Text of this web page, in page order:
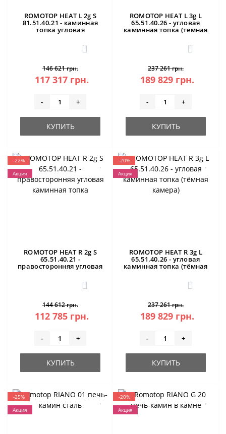
ROMOTOP HEAT L 2g S
81.51.40.21 - каминная
топка угловая
0
146 621 грн.
117 317 грн.
- +
КУПИТЬ
ROMOTOP HEAT L 3g L
65.51.40.26 - угловая
каминная топка (тёмная
0
237 261 грн.
189 829 грн.
- +
КУПИТЬ
-22%
Акция
ROMOTOP HEAT R 2g S
65.51.40.21 -
правосторонняя угловая
каминная топка
0
144 612 грн.
112 785 грн.
- +
КУПИТЬ
-20%
Акция
ROMOTOP HEAT R 3g L
65.51.40.26 - угловая
каминная топка (тёмная
0
237 261 грн.
189 829 грн.
- +
КУПИТЬ
-25%
Акция
-20%
Акция